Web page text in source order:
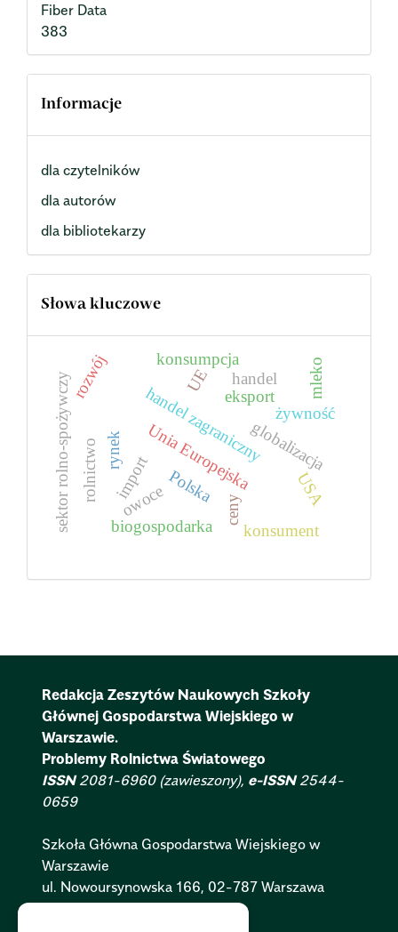
Fiber Data
383
Informacje
dla czytelników
dla autorów
dla bibliotekarzy
Słowa kluczowe
Unia Europejska
rolnictwo
eksport
import Polska
handel zagranicznyglobalizacja
ceny
UE
konsumpcja
handel
rynek
żywność
konsument
owoce
biogospodarka
sektor rolno-spożywczy mleko
rozwój
USA
Redakcja Zeszytów Naukowych Szkoły
Głównej Gospodarstwa Wiejskiego w
Warszawie.
Problemy Rolnictwa Światowego
ISSN2081-6960 (zawieszony), e-ISSN2544-
0659
Szkoła Główna Gospodarstwa Wiejskiego w
Warszawie
ul. Nowoursynowska 166, 02-787 Warszawa